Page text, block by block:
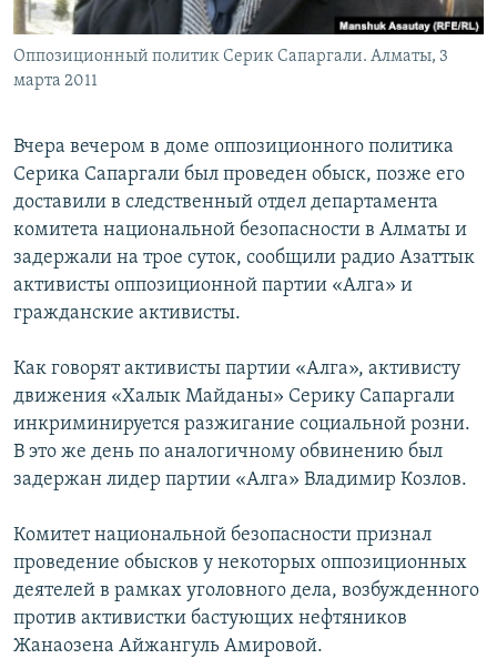
Оппозиционный политик Серик Сапаргали. Алматы, 3
марта 2011
Вчера вечером в доме оппозиционного политика
Серика Сапаргали был проведен обыск, позже его
доставили в следственный отдел департамента
комитета национальной безопасности в Алматы и
задержали на трое суток, сообщили радио Азаттык
активисты оппозиционной партии «Алга» и
гражданские активисты.
Как говорят активисты партии «Алга», активисту
движения «Халык Майданы» Серику Сапаргали
инкриминируется разжигание социальной розни.
В это же день по аналогичному обвинению был
задержан лидер партии «Алга» Владимир Козлов.
Комитет национальной безопасности признал
проведение обысков у некоторых оппозиционных
деятелей в рамках уголовного дела, возбужденного
против активистки бастующих нефтяников
Жанаозена Айжангуль Амировой.